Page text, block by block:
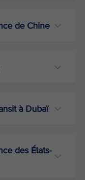
de Chine
à Dubaï
des États-